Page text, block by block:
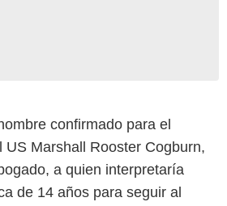
confirmado para el
US Marshall Rooster Cogburn,
a quien interpretaría
de 14 años para seguir al